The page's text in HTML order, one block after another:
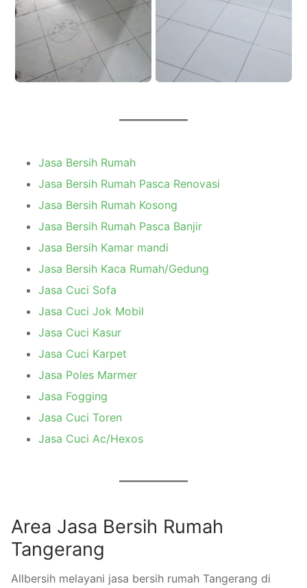
Jasa Bersih Rumah
Jasa Bersih Rumah Pasca Renovasi
Jasa Bersih Rumah Kosong
Jasa Bersih Rumah Pasca Banjir
Jasa Bersih Kamar mandi
Jasa Bersih Kaca Rumah/Gedung
Jasa Cuci Sofa
Jasa Cuci Jok Mobil
Jasa Cuci Kasur
Jasa Cuci Karpet
Jasa Poles Marmer
Jasa Fogging
Jasa Cuci Toren
Jasa Cuci Ac/Hexos
Area Jasa Bersih Rumah
Tangerang
Allbersih melayani jasa bersih rumah Tangerang di